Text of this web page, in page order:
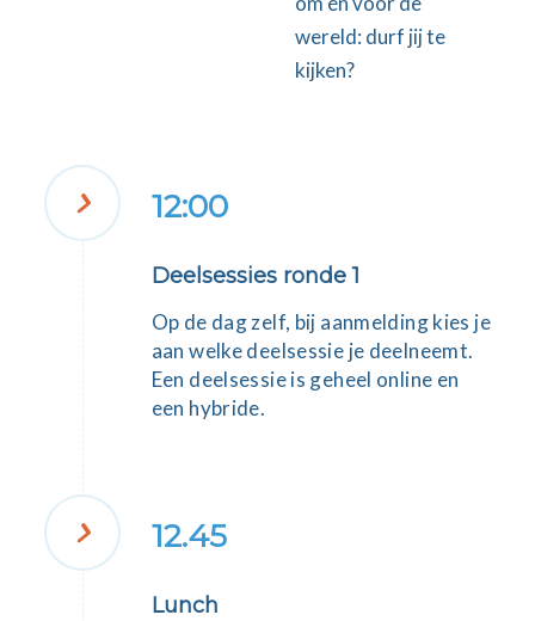
wereld: durf jij te
kijken?
12:00
Deelsessies ronde 1
Op de dag zelf, bij aanmelding kies je
aan welke deelsessie je deelneemt.
Een deelsessie is geheel online en
een hybride.
12.45
Lunch